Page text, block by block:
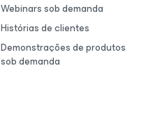
Webinars sob demanda
Histórias de clientes
Demonstrações de produtos
sob demanda